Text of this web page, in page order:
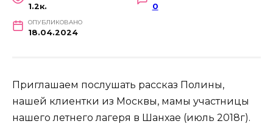
1.2к. 0
ОПУБЛИКОВАНО
18.04.2024
Приглашаем послушать рассказ Полины,
нашей клиентки из Москвы, мамы участницы
нашего летнего лагеря в Шанхае (июль 2018г).